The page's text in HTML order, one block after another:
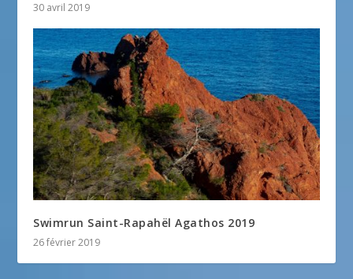
30 avril 2019
Swimrun Saint-Rapahël Agathos 2019
26 février 2019